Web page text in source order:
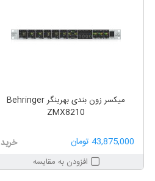
میکسر زون بندی بهرینگر Behringer
ZMX8210
43,875,000 تومان خرید
افزودن به مقایسه